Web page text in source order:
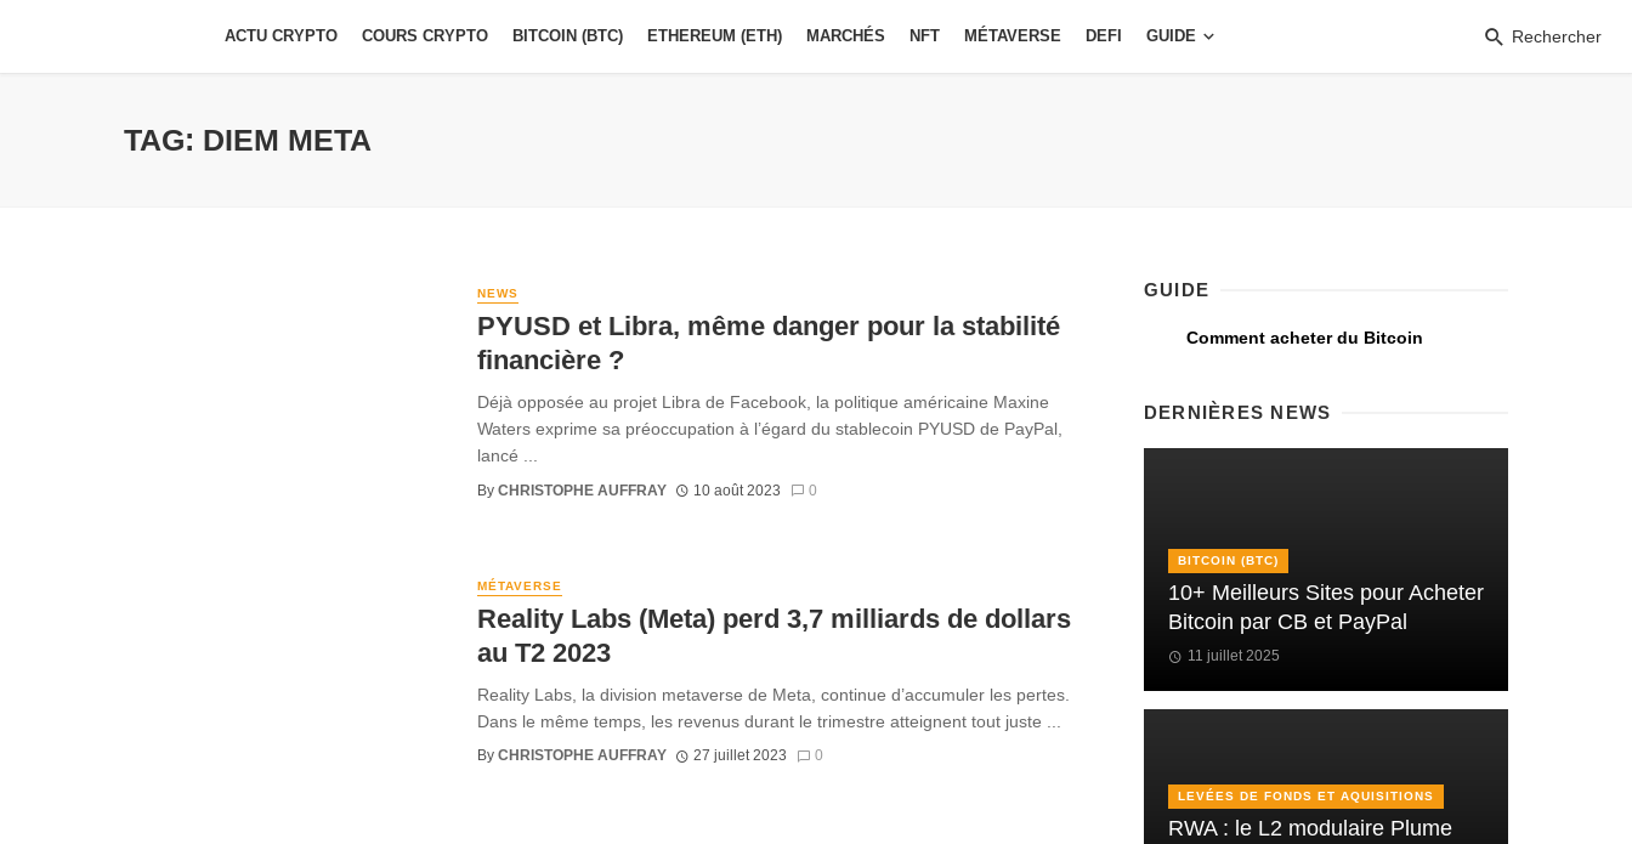
ACTU CRYPTO COURS CRYPTO BITCOIN (BTC) ETHEREUM (ETH) MARCHÉS NFT MÉTAVERSE DEFI GUIDE Rechercher
TAG: DIEM META
NEWS
PYUSD et Libra, même danger pour la stabilité
financière ?
Déjà opposée au projet Libra de Facebook, la politique américaine Maxine
Waters exprime sa préoccupation à l’égard du stablecoin PYUSD de PayPal,
lancé ...
By CHRISTOPHE AUFFRAY 10 août 2023 0
MÉTAVERSE
Reality Labs (Meta) perd 3,7 milliards de dollars
au T2 2023
Reality Labs, la division metaverse de Meta, continue d’accumuler les pertes.
Dans le même temps, les revenus durant le trimestre atteignent tout juste ...
By CHRISTOPHE AUFFRAY 27 juillet 2023 0
GUIDE
Comment acheter du Bitcoin
DERNIÈRES NEWS
BITCOIN (BTC)
10+ Meilleurs Sites pour Acheter
Bitcoin par CB et PayPal
11 juillet 2025
LEVÉES DE FONDS ET AQUISITIONS
RWA : le L2 modulaire Plume